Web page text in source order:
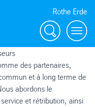
Rothe Erde
Chercher
des partenaires,
et à long terme de
abordons le
et rétribution, ainsi